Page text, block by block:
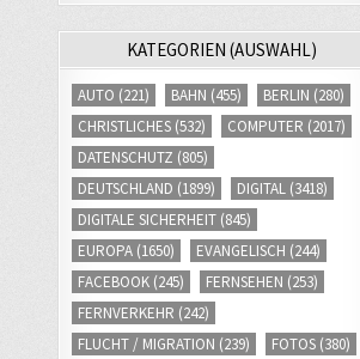
KATEGORIEN (AUSWAHL)
AUTO (221) BAHN (455) BERLIN (280)
CHRISTLICHES (532) COMPUTER (2017)
DATENSCHUTZ (805)
DEUTSCHLAND (1899) DIGITAL (3418)
DIGITALE SICHERHEIT (845)
EUROPA (1650) EVANGELISCH (244)
FACEBOOK (245) FERNSEHEN (253)
FERNVERKEHR (242)
FLUCHT / MIGRATION (239) FOTOS (380)